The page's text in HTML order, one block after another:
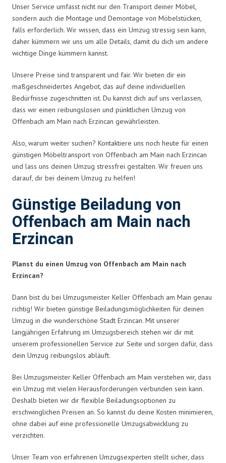
Unser Service umfasst nicht nur den Transport deiner Möbel,
sondern auch die Montage und Demontage von Möbelstücken,
falls erforderlich. Wir wissen, dass ein Umzug stressig sein kann,
daher kümmern wir uns um alle Details, damit du dich um andere
wichtige Dinge kümmern kannst.
Unsere Preise sind transparent und fair. Wir bieten dir ein
maßgeschneidertes Angebot, das auf deine individuellen
Bedürfnisse zugeschnitten ist. Du kannst dich auf uns verlassen,
dass wir einen reibungslosen und pünktlichen Umzug von
Offenbach am Main nach Erzincan gewährleisten.
Also, warum weiter suchen? Kontaktiere uns noch heute für einen
günstigen Möbeltransport von Offenbach am Main nach Erzincan
und lass uns deinen Umzug stressfrei gestalten. Wir freuen uns
darauf, dir bei deinem Umzug zu helfen!
Günstige Beiladung von
Offenbach am Main nach
Erzincan
Planst du einen Umzug von Offenbach am Main nach
Erzincan?
Dann bist du bei Umzugsmeister Keller Offenbach am Main genau
richtig! Wir bieten günstige Beiladungsmöglichkeiten für deinen
Umzug in die wunderschöne Stadt Erzincan. Mit unserer
langjährigen Erfahrung im Umzugsbereich stehen wir dir mit
unserem professionellen Service zur Seite und sorgen dafür, dass
dein Umzug reibungslos abläuft.
Bei Umzugsmeister Keller Offenbach am Main verstehen wir, dass
ein Umzug mit vielen Herausforderungen verbunden sein kann.
Deshalb bieten wir dir flexible Beiladungsoptionen zu
erschwinglichen Preisen an. So kannst du deine Kosten minimieren,
ohne dabei auf eine professionelle Umzugsabwicklung zu
verzichten.
Unser Team von erfahrenen Umzugsexperten stellt sicher, dass